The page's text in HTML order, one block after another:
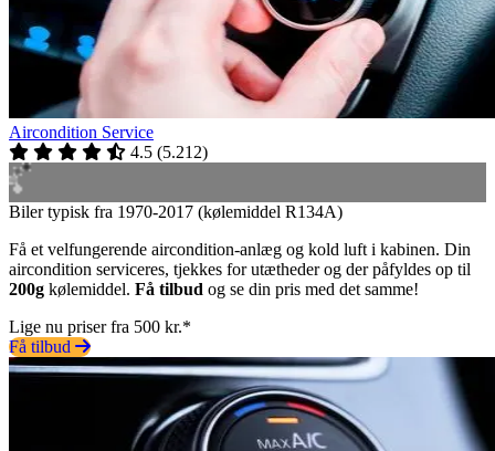
Aircondition Service
4.5 (5.212)
Biler typisk fra 1970-2017 (kølemiddel R134A)
Få et velfungerende aircondition-anlæg og kold luft i kabinen. Din
aircondition serviceres, tjekkes for utætheder og der påfyldes op til
200g kølemiddel. Få tilbud og se din pris med det samme!
Lige nu priser fra 500 kr.*
Få tilbud